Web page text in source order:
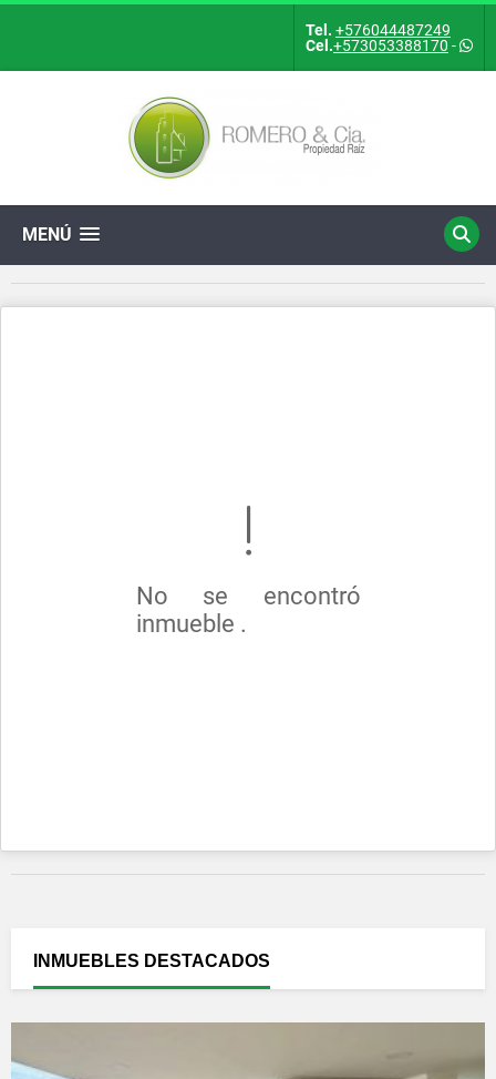
Tel. +576044487249
Cel.+573053388170 -
MENÚ
No se encontró
inmueble .
INMUEBLES DESTACADOS